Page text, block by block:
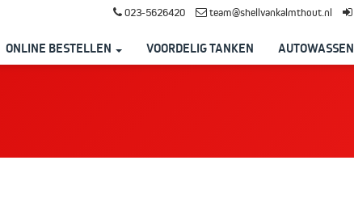
023-5626420 team@shellvankalmthout.nl
ONLINE BESTELLEN VOORDELIG TANKEN AUTOWASSEN